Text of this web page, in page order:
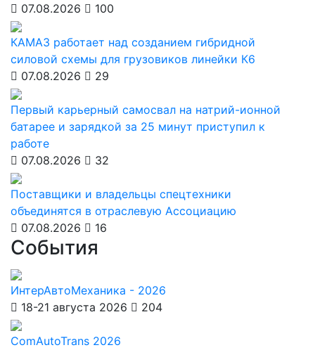
07.08.2026 100
КАМАЗ работает над созданием гибридной
силовой схемы для грузовиков линейки К6
07.08.2026
29
Первый карьерный самосвал на натрий-ионной
батарее и зарядкой за 25 минут приступил к
работе
07.08.2026
32
Поставщики и владельцы спецтехники
объединятся в отраслевую Ассоциацию
07.08.2026
16
События
ИнтерАвтоМеханика - 2026
18-21 августа 2026
204
ComAutoTrans 2026